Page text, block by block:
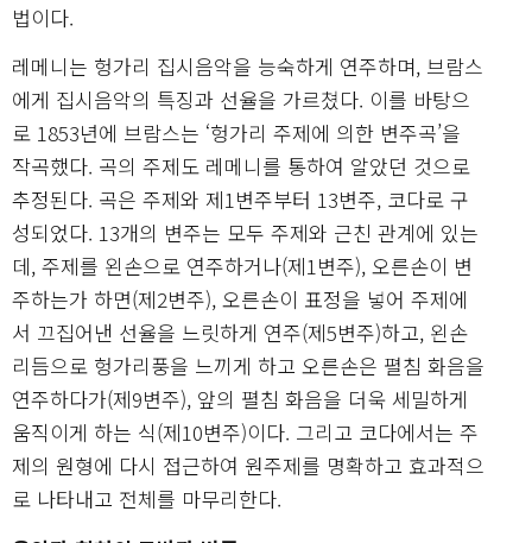
법이다.
레메니는 헝가리 집시음악을 능숙하게 연주하며, 브람스
에게 집시음악의 특징과 선율을 가르쳤다. 이를 바탕으
로 1853년에 브람스는 ‘헝가리 주제에 의한 변주곡’을
작곡했다. 곡의 주제도 레메니를 통하여 알았던 것으로
추정된다. 곡은 주제와 제1변주부터 13변주, 코다로 구
성되었다. 13개의 변주는 모두 주제와 근친 관계에 있는
데, 주제를 왼손으로 연주하거나(제1변주), 오른손이 변
주하는가 하면(제2변주), 오른손이 표정을 넣어 주제에
서 끄집어낸 선율을 느릿하게 연주(제5변주)하고, 왼손
리듬으로 헝가리풍을 느끼게 하고 오른손은 펼침 화음을
연주하다가(제9변주), 앞의 펼침 화음을 더욱 세밀하게
움직이게 하는 식(제10변주)이다. 그리고 코다에서는 주
제의 원형에 다시 접근하여 원주제를 명확하고 효과적으
로 나타내고 전체를 마무리한다.